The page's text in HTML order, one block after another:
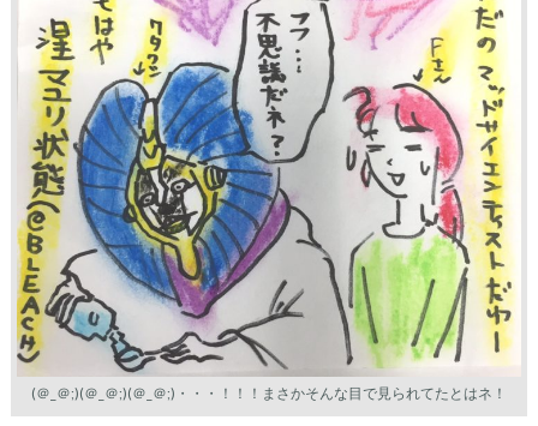
(＠_＠;)(＠_＠;)(＠_＠;)・・・！！！まさかそんな目で見られてたとはネ！